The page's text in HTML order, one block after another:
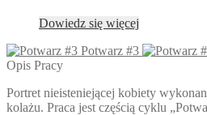
Dowiedz się więcej
Potwarz #3
Opis Pracy
Portret nieisteniejącej kobiety
kolażu. Praca jest częścią cyklu